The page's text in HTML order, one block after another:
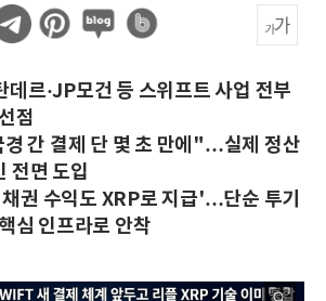
데르·JP모건 등 스위프트 사업 전부
점
간 결제 단 몇 초 만에"…실제 정산
전면 도입
권 수익도 XRP로 지급'…단순 투기
심 인프라로 안착